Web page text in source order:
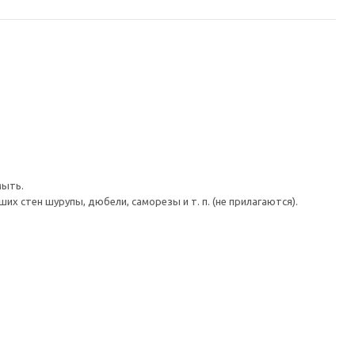
стен шурупы, дюбели, саморезы и т. п. (не прилагаются).